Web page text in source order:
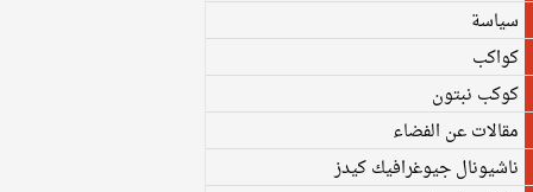
سياسة
كواكب
كوكب نبتون
مقالات عن الفضاء
ناشيونال جيوغرافيك كيدز